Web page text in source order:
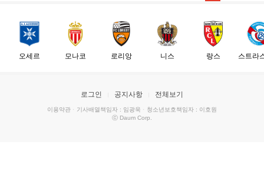
오세르 모나코 로리앙 니스 랑스 스트라
로그인 공지사항 전체보기
이용약관 · 기사배열책임자 : 임광욱 · 청소년보호책임자 : 이호원
ⓒ Daum Corp.